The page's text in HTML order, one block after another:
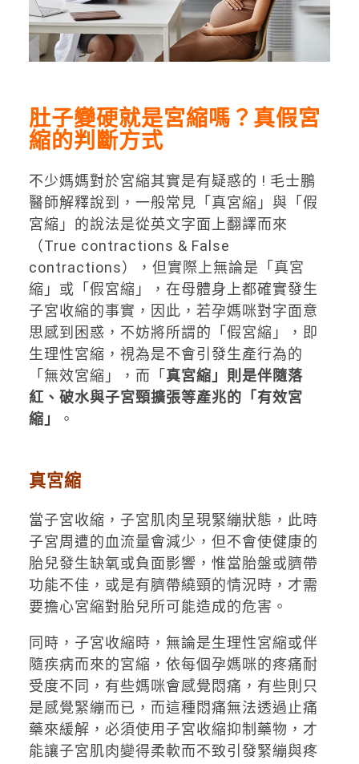
肚子變硬就是宮縮嗎？真假宮
縮的判斷方式
不少媽媽對於宮縮其實是有疑惑的 ! 毛士鵬
醫師解釋說到，一般常見「真宮縮」與「假
宮縮」的說法是從英文字面上翻譯而來
（True contractions & False
contractions），但實際上無論是「真宮
縮」或「假宮縮」，在母體身上都確實發生
子宮收縮的事實，因此，若孕媽咪對字面意
思感到困惑，不妨將所謂的「假宮縮」，即
生理性宮縮，視為是不會引發生產行為的
「無效宮縮」，而「 真宮縮」則是伴隨落
紅、破水與子宮頸擴張等產兆的「有效宮
縮」
。
真宮縮
當子宮收縮，子宮肌肉呈現緊繃狀態，此時
子宮周遭的血流量會減少，但不會使健康的
胎兒發生缺氧或負面影響，惟當胎盤或臍帶
功能不佳，或是有臍帶繞頸的情況時，才需
要擔心宮縮對胎兒所可能造成的危害。
同時，子宮收縮時，無論是生理性宮縮或伴
隨疾病而來的宮縮，依每個孕媽咪的疼痛耐
受度不同，有些媽咪會感覺悶痛，有些則只
是感覺緊繃而已，而這種悶痛無法透過止痛
藥來緩解，必須使用子宮收縮抑制藥物，才
能讓子宮肌肉變得柔軟而不致引發緊繃與疼